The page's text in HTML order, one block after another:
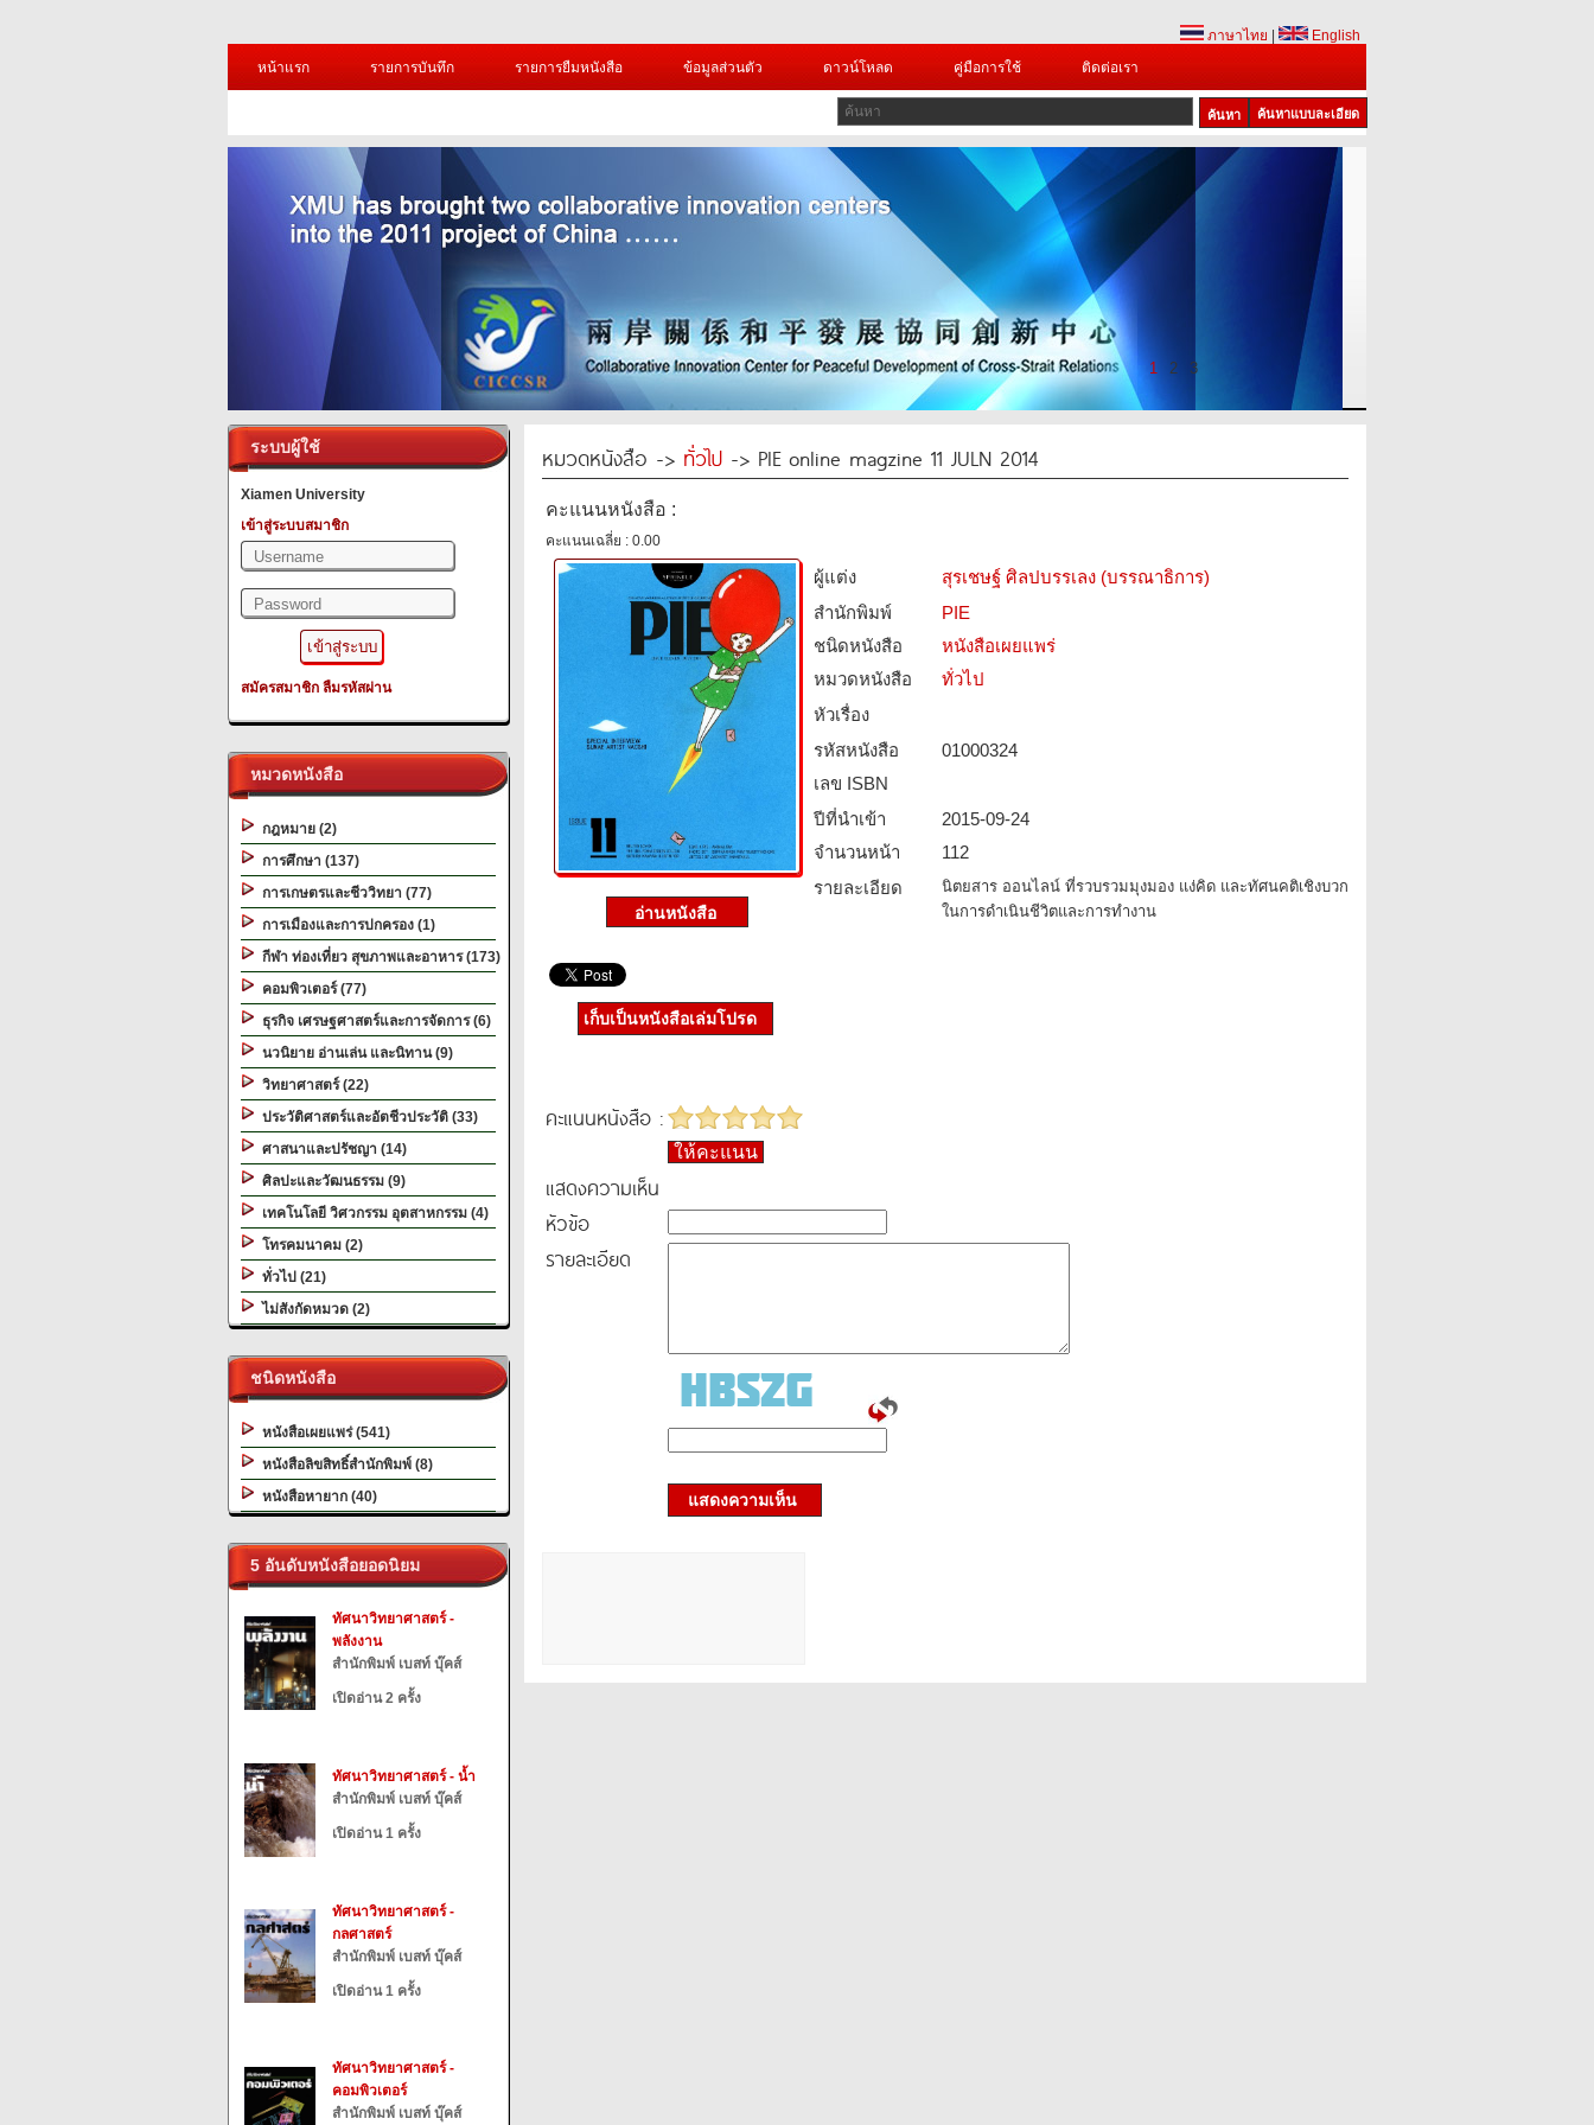
ภาษาไทย
English
หน้าแรก
รายการบันทึก รายการยืมหนังสือ ข้อมูลส่วนตัว ดาวน์โหลด คู่มือการใช้ ติดต่อเรา
ค้นหาแบบละเอียด
1 2 3
ระบบผู้ใช้
Xiamen University
เข้าสู่ระบบสมาชิก
สมัครสมาชิก ลืมรหัสผ่าน
หมวดหนังสือ
กฎหมาย (2)
การศึกษา (137)
การเกษตรและชีววิทยา (77)
การเมืองและการปกครอง (1)
กีฬา ท่องเที่ยว สุขภาพและอาหาร (173)
คอมพิวเตอร์ (77)
ธุรกิจ เศรษฐศาสตร์และการจัดการ (6)
นวนิยาย อ่านเล่น และนิทาน (9)
วิทยาศาสตร์ (22)
ประวัติศาสตร์และอัตชีวประวัติ (33)
ศาสนาและปรัชญา (14)
ศิลปะและวัฒนธรรม (9)
เทคโนโลยี วิศวกรรม อุตสาหกรรม (4)
โทรคมนาคม (2)
ทั่วไป (21)
ไม่สังกัดหมวด (2)
ชนิดหนังสือ
หนังสือเผยแพร่ (541)
หนังสือลิขสิทธิ์สำนักพิมพ์ (8)
หนังสือหายาก (40)
5 อันดับหนังสือยอดนิยม
ทัศนาวิทยาศาสตร์ -
พลังงาน
สำนักพิมพ์ เบสท์ บุ๊คส์
เปิดอ่าน 2 ครั้ง
ทัศนาวิทยาศาสตร์ - น้ำ
สำนักพิมพ์ เบสท์ บุ๊คส์
เปิดอ่าน 1 ครั้ง
ทัศนาวิทยาศาสตร์ -
กลศาสตร์
สำนักพิมพ์ เบสท์ บุ๊คส์
เปิดอ่าน 1 ครั้ง
ทัศนาวิทยาศาสตร์ -
คอมพิวเตอร์
สำนักพิมพ์ เบสท์ บุ๊คส์
หมวดหนังสือ -> ทั่วไป -> PIE online magzine 11 JULN 2014
คะแนนหนังสือ :
คะแนนเฉลี่ย : 0.00
ผู้แต่ง
สุรเชษฐ์ ศิลปบรรเลง (บรรณาธิการ)
สำนักพิมพ์
PIE
ชนิดหนังสือ­
หนังสือเผยแพร่
หมวดหนังสือ­
ทั่วไป
หัวเรื่อง
รหัสหนังสือ­
01000324
เลข ISBN
ปีที่นำเข้า
2015-09-24
จำนวนหน้า
112
รายละเอียด
นิตยสาร ออนไลน์ ที่รวบรวมมุงมอง แง่คิด และทัศนคติเชิงบวก
ในการดำเนินชีวิตและการทำงาน
เก็บเป็นหนังสือเล่มโปรด
คะแนนหนังสือ :
ให้คะแนน
แสดงความเห็น
หัวข้อ
รายละเอียด
แสดงความเห็น